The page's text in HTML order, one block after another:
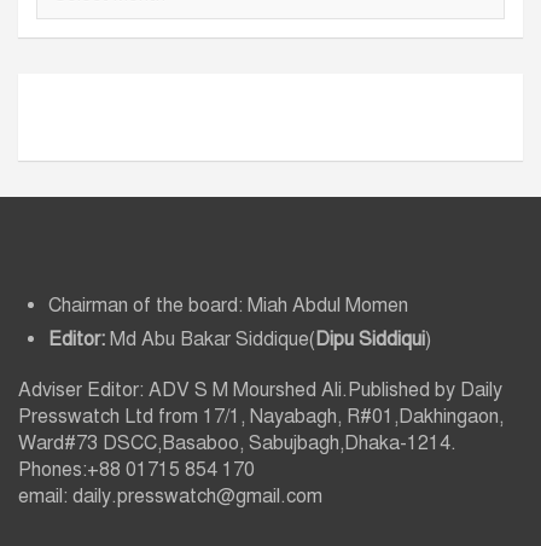
ই
Chairman of the board: Miah Abdul Momen
Editor: Md Abu Bakar Siddique(Dipu Siddiqui)
Adviser Editor: ADV S M Mourshed Ali.Published by Daily
Presswatch Ltd from 17/1, Nayabagh, R#01,Dakhingaon,
Ward#73 DSCC,Basaboo, Sabujbagh,Dhaka-1214.
Phones:+88 01715 854 170
email: daily.presswatch@gmail.com